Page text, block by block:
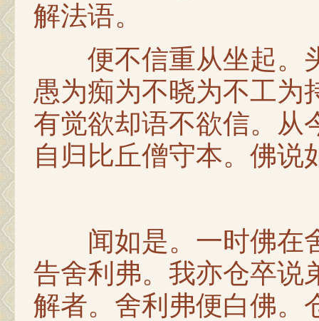
解法语。
便不信重从坐起。
愚为痴为不晓为不工为
有觉欲却语不欲信。从
自归比丘僧守本。佛说
闻如是。一时佛在
告舍利弗。我亦仓卒说
解者。舍利弗便白佛。